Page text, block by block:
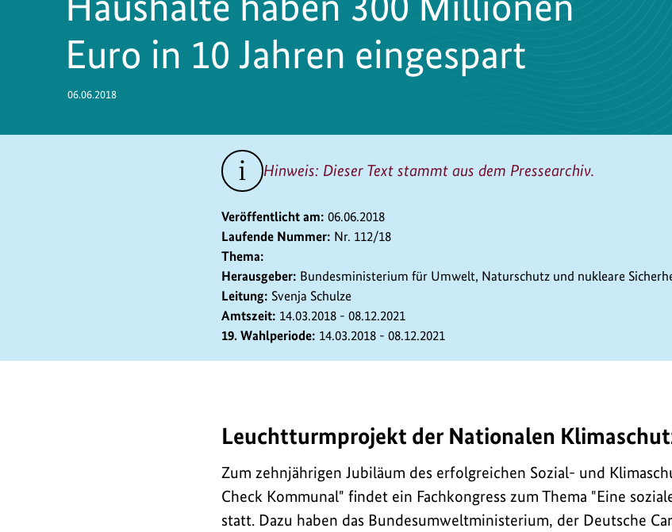
Euro in 10 Jahren eingespart
06.06.2018
Hinweis: Dieser Text stammt aus dem Pressearchiv.
Veröffentlicht am: 06.06.2018
Laufende Nummer: Nr. 112/18
Thema:
Herausgeber: Bundesministerium für Umwelt, Naturschutz und nukleare
Leitung: Svenja Schulze
Amtszeit: 14.03.2018 - 08.12.2021
19. Wahlperiode: 14.03.2018 - 08.12.2021
In
letzten
zehn
Jahren
Leuchtturmprojekt der Nationalen
Zum zehnjährigen Jubiläum des erfolgreichen Sozial- und
Check Kommunal" findet ein Fachkongress zum Thema "Eine
statt. Dazu haben das Bundesumweltministerium, der Deutsche